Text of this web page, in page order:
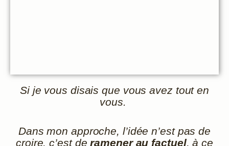
Si je vous disais que vous avez tout en
vous.
Dans mon approche, l’idée n’est pas de
croire, c’est deramener au factuel, à ce